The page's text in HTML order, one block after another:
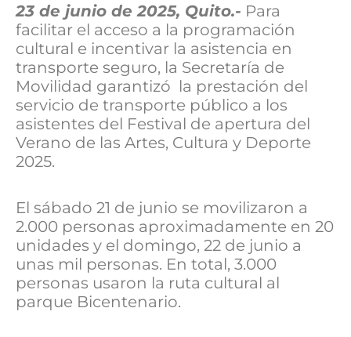
23 de junio de 2025, Quito.- Para
facilitar el acceso a la programación
cultural e incentivar la asistencia en
transporte seguro, la Secretaría de
Movilidad garantizó la prestación del
servicio de transporte público a los
asistentes del Festival de apertura del
Verano de las Artes, Cultura y Deporte
2025.
El sábado 21 de junio se movilizaron a
2.000 personas aproximadamente en 20
unidades y el domingo, 22 de junio a
unas mil personas. En total, 3.000
personas usaron la ruta cultural al
parque Bicentenario.